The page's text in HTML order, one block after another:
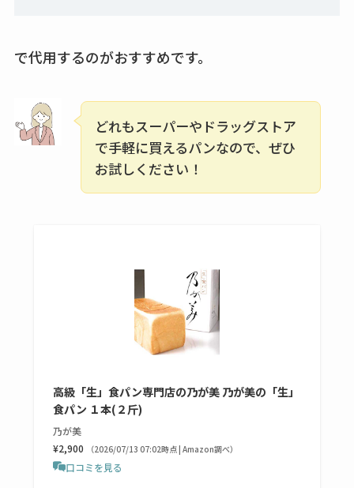
karseellはどこで売っ
ズで買える？楽天や
amazonなど通販の販
売店も調査
など解説
ビタクラフトのウル
トラが廃盤？なぜ？
復刻はある？ウルト
売ってる場所調査
理由はなぜ？売って
で代用するのがおすすめです。
どれもスーパーやドラッグストア
で手軽に買えるパンなので、ぜひ
お試しください！
高級「生」食パン専門店の乃が美 乃が美の「生」
食パン １本(２斤)
乃が美
¥2,900
（2026/07/13 07:02時点 | Amazon調べ）
口コミを見る